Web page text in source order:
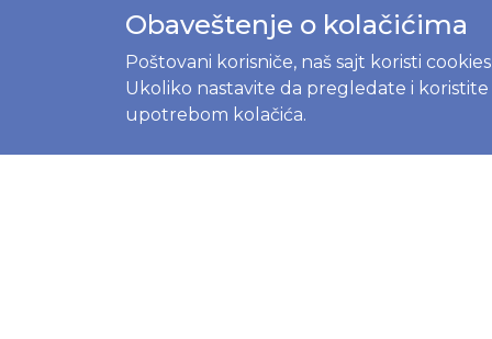
Ekološki
kuhinju i
Prirodni
Obaveštenje o kolačićima
Poštovani korisniče, naš sajt koristi
Ukoliko nastavite da pregledate i
upotrebom kolačića.